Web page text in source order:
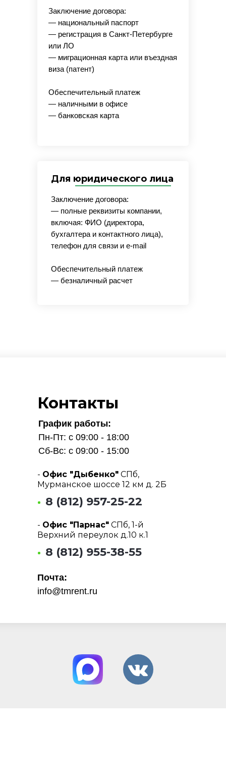
Для юридического лица
Заключение договора:
— национальный паспорт
— регистрация в Санкт-Петербурге
или ЛО
— миграционная карта или въездная
виза (патент)
Обеспечительный платеж
— наличными в офисе
— банковская карта
Заключение договора:
— полные реквизиты компании,
включая: ФИО (директора,
бухгалтера и контактного лица),
телефон для связи и e-mail
Обеспечительный платеж
— безналичный расчет
Контакты
Почта:
info@tmrent.ru
График работы:
Пн-Пт: с 09:00 - 18:00
Сб-Вс: с 09:00 - 15:00
- Офис "Парнас" СПб, 1-й
Верхний переулок д.10 к.1
- Офис "Дыбенко" СПб,
Мурманское шоссе 12 км д. 2Б
8 (812) 957-25-22
8 (812) 955-38-55